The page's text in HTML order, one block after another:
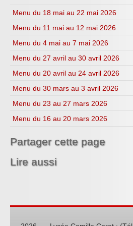
Menu du 18 mai au 22 mai 2026
Menu du 11 mai au 12 mai 2026
Menu du 4 mai au 7 mai 2026
Menu du 27 avril au 30 avril 2026
Menu du 20 avril au 24 avril 2026
Menu du 30 mars au 3 avril 2026
Menu du 23 au 27 mars 2026
Menu du 16 au 20 mars 2026
Partager cette page
Lire aussi